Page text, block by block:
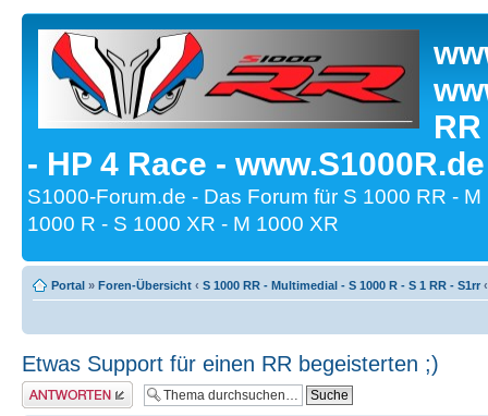
- HP 4 Race -
S1000-Forum.de - Das Forum für S 1000 RR -
1000 R - S 1000 XR - M 1000 XR
Portal » Foren-Übersicht ‹ S 1000 RR - Multimedial - S 1000 R - S 1 RR - S1rr ‹
Etwas Support für einen RR begeisterten ;)
Antwort erstellen